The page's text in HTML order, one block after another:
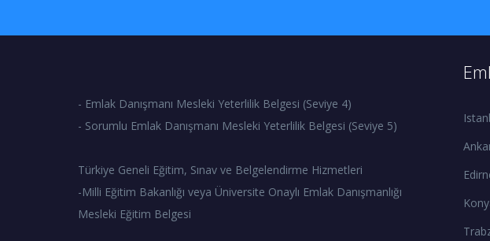
- Emlak Danışmanı Mesleki Yeterlilik Belgesi (Seviye 4)
- Sorumlu Emlak Danışmanı Mesleki Yeterlilik Belgesi (Seviye 5)
Türkiye Geneli Eğitim, Sınav ve Belgelendirme Hizmetleri
-Milli Eğitim Bakanlığı veya Üniversite Onaylı Emlak Danışmanlığı
Mesleki Eğitim Belgesi